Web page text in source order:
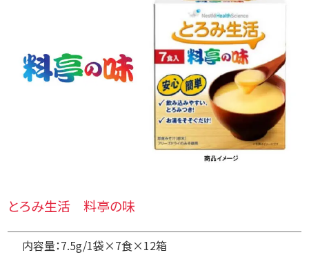
とろみ生活 料亭の味
内容量：7.5g/1袋×7食×12箱